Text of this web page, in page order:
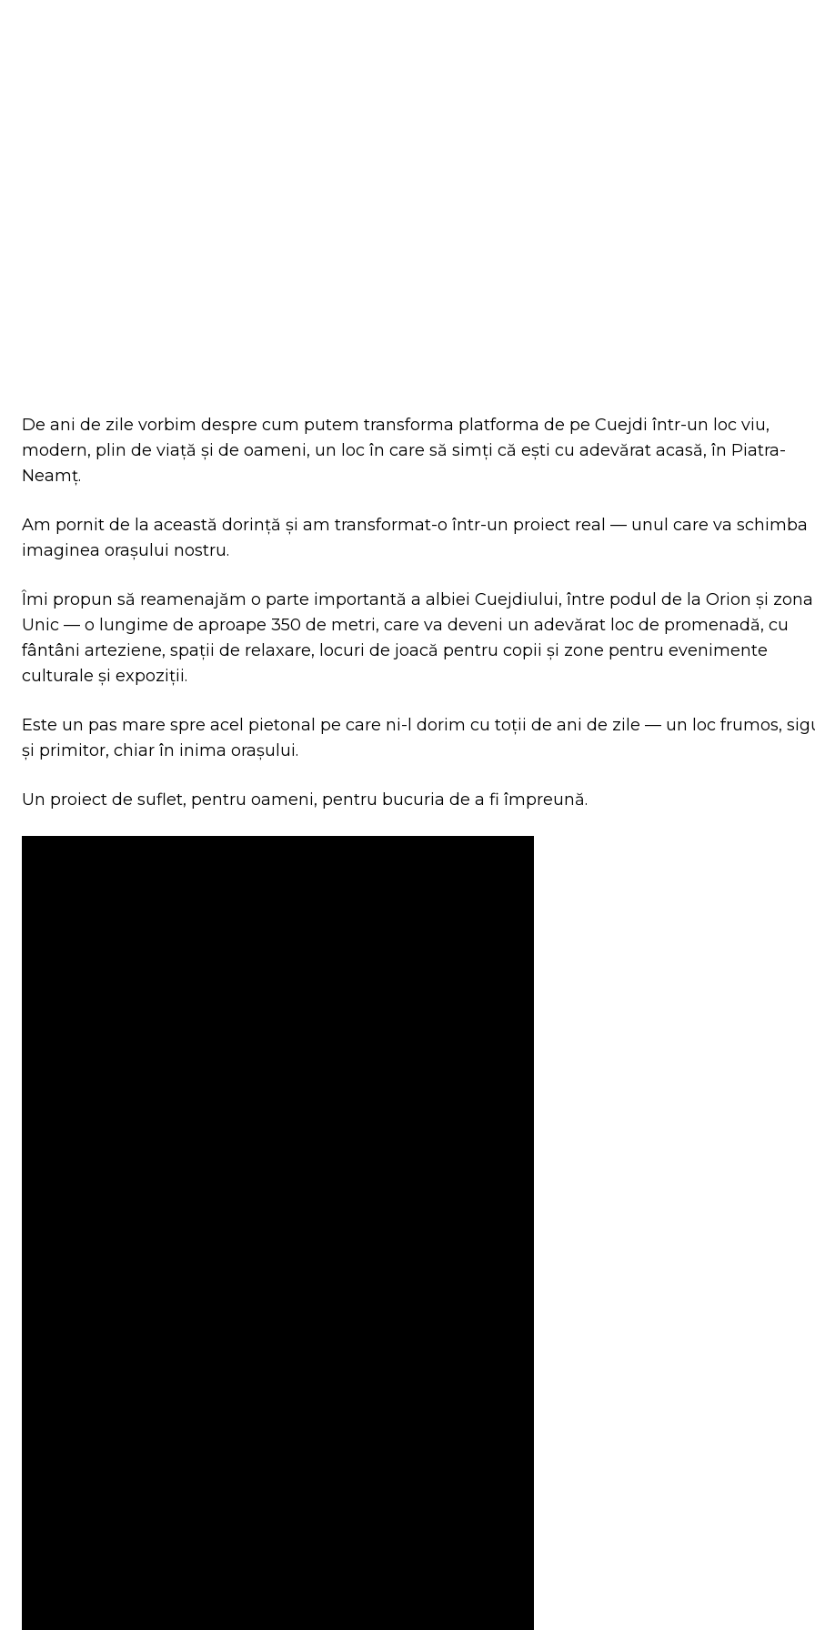
De ani de zile vorbim despre cum putem transforma platforma de pe Cuejdi într-un loc viu,
modern, plin de viață și de oameni, un loc în care să simți că ești cu adevărat acasă, în Piatra-
Neamț.
Am pornit de la această dorință și am transformat-o într-un proiect real — unul care va schimba
imaginea orașului nostru.
Îmi propun să reamenajăm o parte importantă a albiei Cuejdiului, între podul de la Orion și zona
Unic — o lungime de aproape 350 de metri, care va deveni un adevărat loc de promenadă, cu
fântâni arteziene, spații de relaxare, locuri de joacă pentru copii și zone pentru evenimente
culturale și expoziții.
Este un pas mare spre acel pietonal pe care ni-l dorim cu toții de ani de zile — un loc frumos,
și primitor, chiar în inima orașului.
Un proiect de suflet, pentru oameni, pentru bucuria de a fi împreună.